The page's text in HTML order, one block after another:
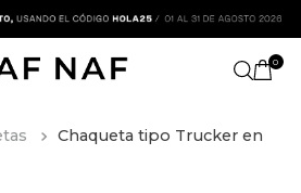
0
Chaqueta tipo Trucker en